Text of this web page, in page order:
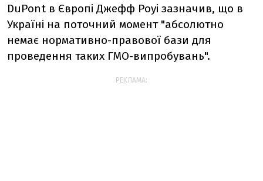
DuPont в Європі Джефф Роуі зазначив, що в
Україні на поточний момент "абсолютно
немає нормативно-правової бази для
проведення таких ГМО-випробувань".
РЕКЛАМА: